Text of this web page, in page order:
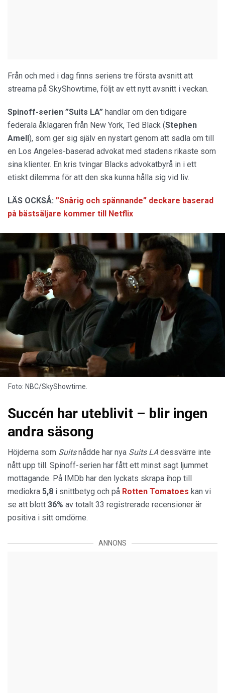
Från och med i dag finns seriens tre första avsnitt att
streama på SkyShowtime, följt av ett nytt avsnitt i veckan.
Spinoff-serien ”Suits LA” handlar om den tidigare
federala åklagaren från New York, Ted Black (Stephen
Amell), som ger sig själv en nystart genom att sadla om till
en Los Angeles-baserad advokat med stadens rikaste som
sina klienter. En kris tvingar Blacks advokatbyrå in i ett
etiskt dilemma för att den ska kunna hålla sig vid liv.
LÄS OCKSÅ: ”Snårig och spännande” deckare baserad
på bästsäljare kommer till Netflix
Foto: NBC/SkyShowtime.
Succén har uteblivit – blir ingen
andra säsong
Höjderna som Suitsnådde har nya Suits LAdessvärre inte
nått upp till. Spinoff-serien har fått ett minst sagt ljummet
mottagande. På IMDb har den lyckats skrapa ihop till
mediokra 5,8 i snittbetyg och på Rotten Tomatoes kan vi
se att blott 36% av totalt 33 registrerade recensioner är
positiva i sitt omdöme.
ANNONS